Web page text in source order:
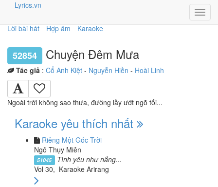
Lyrics.vn
Lời bài hát Hợp âm Karaoke
52854 Chuyện Đêm Mưa
Tác giả : Cổ Anh Kiệt - Nguyễn Hiền - Hoài Linh
Ngoài trời không sao thưa, đường lầy ướt ngõ tối...
Karaoke yêu thích nhất
Riêng Một Góc Trời
Ngô Thụy Miên
51045 Tình yêu như nắng...
Vol 30, Karaoke Arirang